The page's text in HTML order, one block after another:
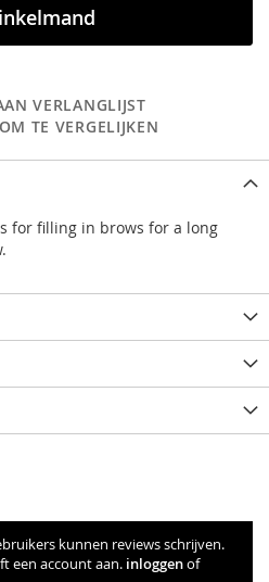
VERLANGLIJST
TE VERGELIJKEN
for filling in brows for a long
kunnen reviews schrijven.
een account aan. inloggenof